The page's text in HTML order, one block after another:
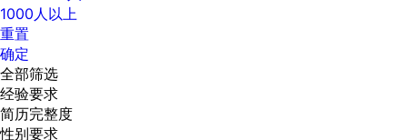
1000人以上
重置
确定
全部筛选
经验要求
简历完整度
性别要求